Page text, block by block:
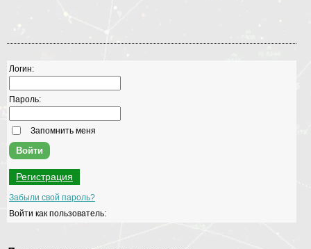
Логин:
Пароль:
Запомнить меня
Регистрация
Забыли свой пароль?
Войти как пользователь: